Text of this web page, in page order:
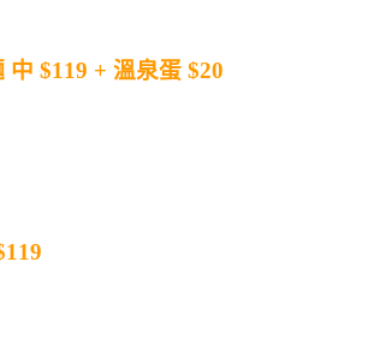
中 $119 + 溫泉蛋 $20